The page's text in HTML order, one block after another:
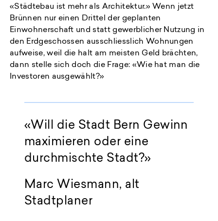
«Städtebau ist mehr als Architektur.» Wenn jetzt
Brünnen nur einen Drittel der geplanten
Einwohnerschaft und statt gewerblicher Nutzung in
den Erdgeschossen ausschliesslich Wohnungen
aufweise, weil die halt am meisten Geld brächten,
dann stelle sich doch die Frage: «Wie hat man die
Investoren ausgewählt?»
«Will die Stadt Bern Gewinn
maximieren oder eine
durchmischte Stadt?»
Marc Wiesmann, alt
Stadtplaner